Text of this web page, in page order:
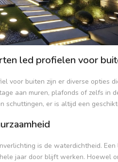
led profielen voor
voor buiten zijn er diverse opties
aan muren, plafonds of zelfs
schuttingen, er is altijd een
is de waterdichtheid.
jaar door blijft werken. Hoewel